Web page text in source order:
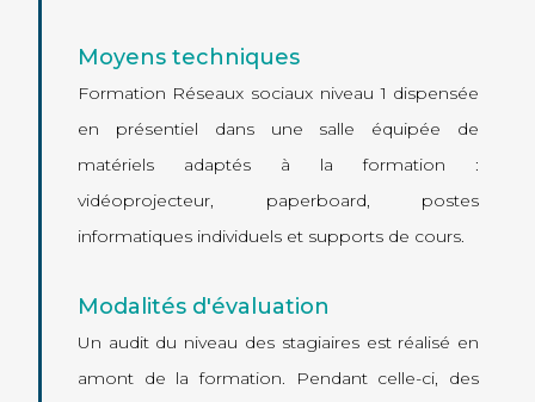
Moyens techniques
Formation Réseaux sociaux niveau 1 dispensée
en présentiel dans une salle équipée de
matériels adaptés à la formation :
vidéoprojecteur, paperboard, postes
informatiques individuels et supports de cours.
Modalités d'évaluation
Un audit du niveau des stagiaires est réalisé en
amont de la formation. Pendant celle-ci, des